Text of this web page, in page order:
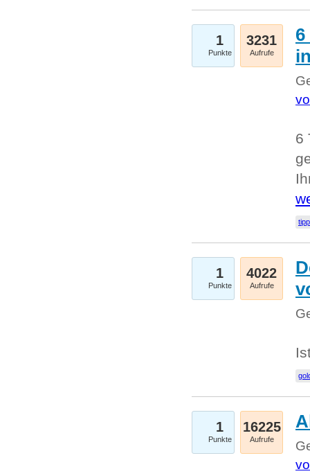
1
Punkte
3231
Aufrufe
6
1
Punkte
4022
Aufrufe
1
Punkte
16225
Aufrufe